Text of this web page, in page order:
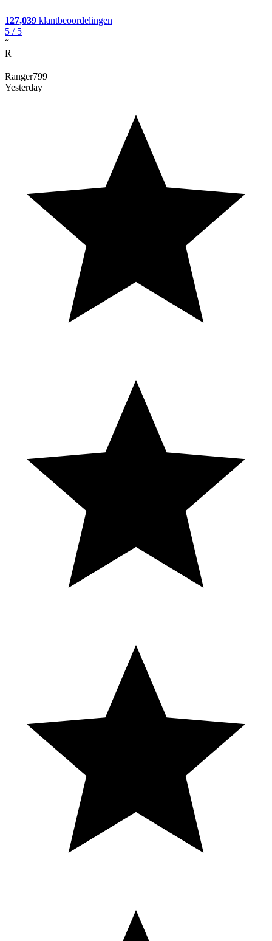
127,039 klantbeoordelingen
5 / 5
“
R
Ranger799
Yesterday